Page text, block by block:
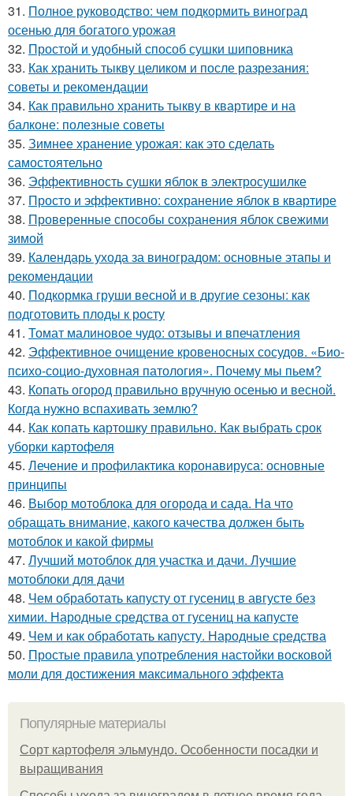
31. Полное руководство: чем подкормить виноград
осенью для богатого урожая
32. Простой и удобный способ сушки шиповника
33. Как хранить тыкву целиком и после разрезания:
советы и рекомендации
34. Как правильно хранить тыкву в квартире и на
балконе: полезные советы
35. Зимнее хранение урожая: как это сделать
самостоятельно
36. Эффективность сушки яблок в электросушилке
37. Просто и эффективно: сохранение яблок в квартире
38. Проверенные способы сохранения яблок свежими
зимой
39. Календарь ухода за виноградом: основные этапы и
рекомендации
40. Подкормка груши весной и в другие сезоны: как
подготовить плоды к росту
41. Томат малиновое чудо: отзывы и впечатления
42. Эффективное очищение кровеносных сосудов. «Био-
психо-социо-духовная патология». Почему мы пьем?
43. Копать огород правильно вручную осенью и весной.
Когда нужно вспахивать землю?
44. Как копать картошку правильно. Как выбрать срок
уборки картофеля
45. Лечение и профилактика коронавируса: основные
принципы
46. Выбор мотоблока для огорода и сада. На что
обращать внимание, какого качества должен быть
мотоблок и какой фирмы
47. Лучший мотоблок для участка и дачи. Лучшие
мотоблоки для дачи
48. Чем обработать капусту от гусениц в августе без
химии. Народные средства от гусениц на капусте
49. Чем и как обработать капусту. Народные средства
50. Простые правила употребления настойки восковой
моли для достижения максимального эффекта
Популярные материалы
Сорт картофеля эльмундо. Особенности посадки и
выращивания